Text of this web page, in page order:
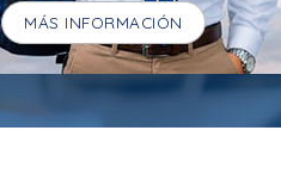
MÁS INFORMACIÓN